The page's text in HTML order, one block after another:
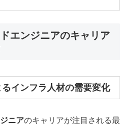
エンジニアのキャリア
インフラ人材の需要変化
ニアのキャリアが注目される最